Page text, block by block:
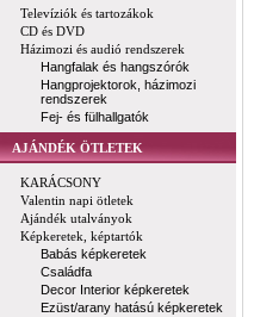
Televíziók és tartozákok
CD és DVD
Házimozi és audió rendszerek
Hangfalak és hangszórók
Hangprojektorok, házimozi
rendszerek
Fej- és fülhallgatók
AJÁNDÉK ÖTLETEK
KARÁCSONY
Valentin napi ötletek
Ajándék utalványok
Képkeretek, képtartók
Babás képkeretek
Családfa
Decor Interior képkeretek
Ezüst/arany hatású képkeretek